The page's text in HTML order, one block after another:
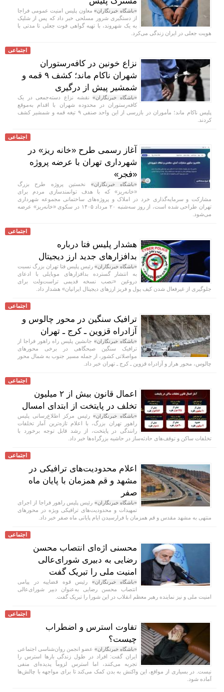
«باشگاه خبرنگاران»معاون پلیس امنیت عمومی فراجا
از دستگیری شرور مسلحی خبر داد که پس از شلیک
به یک شهروند، با تهیه گواهی فوت جعلی تا مدتی با
هویت جعلی در ایران زندگی می‌کرد.
اجتماعی
نزاع خونین در کافه‌رستوران
شهران ناکام ماند؛ کشف ۹ قمه و
شمشیر پیش از درگیری
«باشگاه خبرنگاران»نقشه نزاع دسته‌جمعی در یک
کافه‌رستوران در محدوده شهران با اقدام به‌موقع
پلیس ناکام ماند؛ مأموران در بازرسی از این واحد صنفی ۹ تیغه قمه و شمشیر کشف
کردند.
اجتماعی
آغاز رسمی طرح «خانه ریز» در
شهرداری تهران با عرضه پروژه
«فجر»
«باشگاه خبرنگاران» نخستین پروژه طرح بزرگ
«خانه‌ریز» که با هدف توانمندسازی مردم برای
مشارکت و سرمایه‌گذاری خرد در املاک و پروژه‌های ساختمانی مجموعه شهرداری
تهران طراحی شده است، از روز سه‌شنبه ۲۰ مرداد ۱۴۰۵ در سکوی «خانه‌ریز» عرضه
می‌شود.
اجتماعی
هشدار پلیس فتا درباره
بدافزار‌های جدید ارز دیجیتال
«باشگاه خبرنگاران» رئیس پلیس فتا تهران بزرگ نسبت
به انتشار گسترده بدافزار‌های موبایلی با ادعای
دروغین «نصب نسخه قدیمی تراست‌ولت برای
جلوگیری از غیرفعال شدن کیف پول و فریز ارز‌های دیجیتال ایرانیان» هشدار داد.
اجتماعی
ترافیک سنگین در محور چالوس و
آزادراه قزوین ـ کرج ـ تهران
«باشگاه خبرنگاران» جانشین پلیس راه راهور فراجا از
ترافیک سنگین صبحگاهی در برخی محور‌های
مواصلاتی کشور، از جمله مسیر جنوب به شمال محور
چالوس، محور هراز و آزادراه قزوین ـ کرج ـ تهران خبر داد.
اجتماعی
اعمال قانون بیش از ۲ میلیون
تخلف در پایتخت از ابتدای امسال
«باشگاه خبرنگاران» رئیس مرکز اطلاع‌رسانی پلیس
راهور تهران بزرگ، با اعلام تازه‌ترین آمار تخلفات
رانندگی در پایتخت، از رشد قابل توجه برخورد با
تخلفات ساکن و توقف‌های حادثه‌ساز در حاشیه بزرگراه‌ها خبر داد.
اجتماعی
اعلام محدودیت‌های ترافیکی در
مشهد و قم همزمان با پایان ماه
صفر
«باشگاه خبرنگاران» رئیس پلیس راهور فراجا از اجرای
تمهیدات و محدودیت‌های ترافیکی ویژه در محور‌های
منتهی به مشهد مقدس و قم همزمان با فرارسیدن ایام پایانی ماه صفر خبر داد.
اجتماعی
محسنی اژه‌ای انتصاب محسن
رضایی به دبیری شورای‌عالی
امنیت ملی را تبریک گفت
«باشگاه خبرنگاران» رئیس قوه قضاییه در پیامی
انتصاب محسن رضایی به‌عنوان دبیر شورای‌عالی
امنیت ملی و نیز نماینده رهبر معظم انقلاب در این شورا را تبریک گفت.
اجتماعی
تفاوت استرس و اضطراب
چیست؟
«باشگاه خبرنگاران» عضو انجمن روان‌شناسی اجتماعی
ایران گفت: افراد در طول زندگی بار‌ها استرس را
تجربه می‌کنند، اما استرس لزوماً پدیده‌ای منفی
نیست. در بسیاری از مواقع، این واکنش به بدن کمک می‌کند تا برای مواجهه با چالش‌ها
آماده شود.